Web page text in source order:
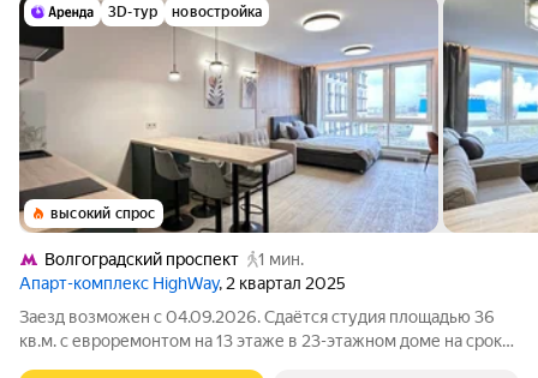
3D-тур новостройка
высокий спрос
Волгоградский проспект
1 мин.
Апарт-комплекс HighWay, 2 квартал 2025
Заезд возможен с 04.09.2026. Сдаётся студия площадью 36
кв.м. с евроремонтом на 13 этаже в 23-этажном доме на срок